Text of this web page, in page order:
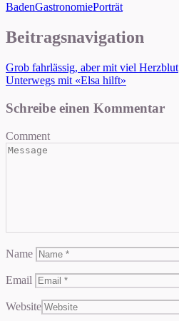
BadenGastronomiePorträt
Beitragsnavigation
Grob fahrlässig, aber mit viel Herzblut
Unterwegs mit «Elsa hilft»
Schreibe einen Kommentar
Comment
Name
Email
Website